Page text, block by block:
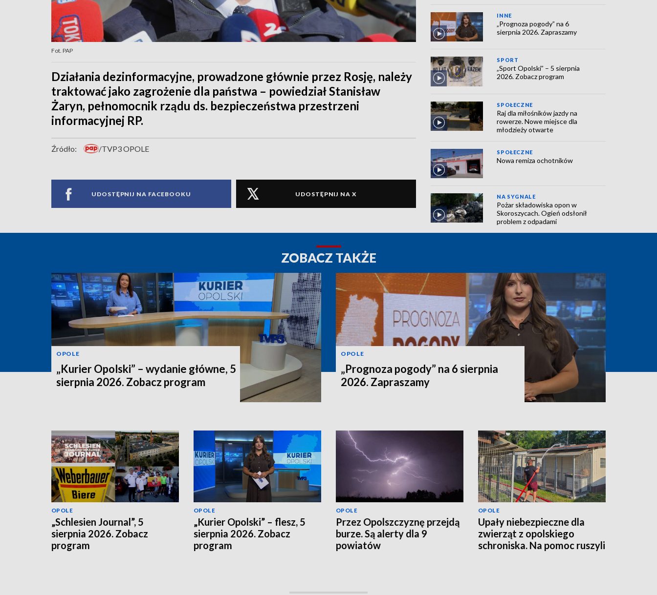
Fot. PAP
Działania dezinformacyjne, prowadzone głównie przez Rosję, należy
traktować jako zagrożenie dla państwa – powiedział Stanisław
Żaryn, pełnomocnik rządu ds. bezpieczeństwa przestrzeni
informacyjnej RP.
Źródło: /TVP3 OPOLE
UDOSTĘPNIJ NA FACEBOOKU UDOSTĘPNIJ NA X
INNE
„Prognoza pogody” na 6
sierpnia 2026. Zapraszamy
SPORT
„Sport Opolski” – 5 sierpnia
2026. Zobacz program
SPOŁECZNE
Raj dla miłośników jazdy na
rowerze. Nowe miejsce dla
młodzieży otwarte
SPOŁECZNE
Nowa remiza ochotników
NA SYGNALE
Pożar składowiska opon w
Skoroszycach. Ogień odsłonił
problem z odpadami
ZOBACZ TAKŻE
OPOLE
„Kurier Opolski” – wydanie główne, 5
sierpnia 2026. Zobacz program
OPOLE
„Prognoza pogody” na 6 sierpnia
2026. Zapraszamy
OPOLE
„Schlesien Journal”, 5
sierpnia 2026. Zobacz
program
OPOLE
„Kurier Opolski” – flesz, 5
sierpnia 2026. Zobacz
program
OPOLE
Przez Opolszczyznę przejdą
burze. Są alerty dla 9
powiatów
OPOLE
Upały niebezpieczne dla
zwierząt z opolskiego
schroniska. Na pomoc ruszyli